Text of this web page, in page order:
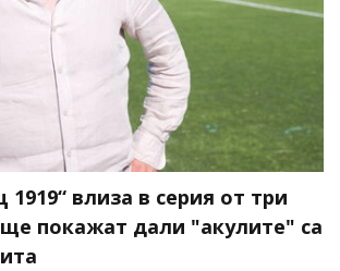
влиза в серия от три
покажат дали "акулите" са